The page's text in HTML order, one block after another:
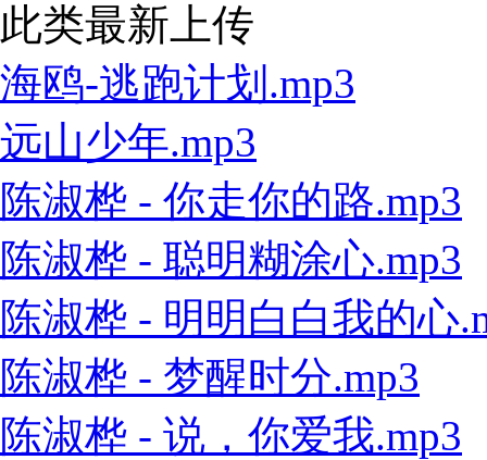
此类最新上传
海鸥-逃跑计划.mp3
远山少年.mp3
陈淑桦 - 你走你的路.mp3
陈淑桦 - 聪明糊涂心.mp3
陈淑桦 - 明明白白我的心
陈淑桦 - 梦醒时分.mp3
陈淑桦 - 说，你爱我.mp3